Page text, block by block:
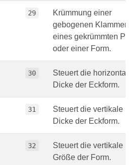
29
Krümmung einer
gebogenen Klammer,
eines gekrümmten
oder einer Form.
30
Steuert die horizontale
Dicke der Eckform.
31
Steuert die vertikale
Dicke der Eckform.
32
Steuert die vertikale
Größe der Form.